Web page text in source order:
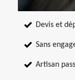
Devis et
Sans
Artisan